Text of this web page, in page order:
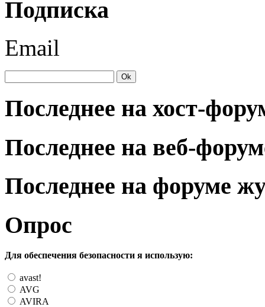
Подписка
Email
Последнее на хост-
Последнее на веб-
Последнее на форуме
Опрос
Для обеспечения безопасности я использую:
avast!
AVG
AVIRA